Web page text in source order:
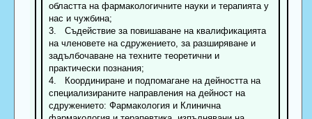
областта на фармакологичните науки и терапията у
нас и чужбина;
3. Съдействие за повишаване на квалификацията
на членовете на сдружението, за разширяване и
задълбочаване на техните теоретични и
практически познания;
4. Координиране и подпомагане на дейността на
специализираните направления на дейност на
сдружението: Фармакология и Клинична